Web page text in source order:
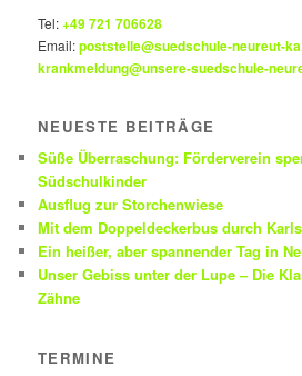
Tel:+49 721 706628
Email:poststelle@suedschule-neureut-
krankmeldung@unsere-suedschule-
NEUESTE BEITRÄGE
Süße Überraschung: Förderverein
Südschulkinder
Ausflug zur Storchenwiese
Mit dem Doppeldeckerbus durch
Ein heißer, aber spannender Tag in
Unser Gebiss unter der Lupe – Die
Zähne
TERMINE